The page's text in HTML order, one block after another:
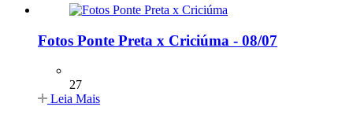
Fotos Ponte Preta x Criciúma - 08/07
27
Leia Mais